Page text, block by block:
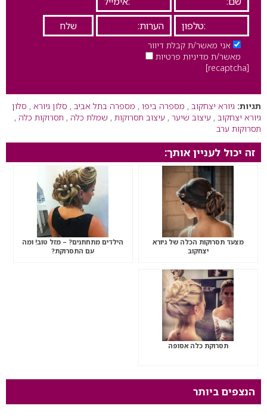
אני מאשר/ת קבלת דיוור
מאשר/ת מדיניות פרטיות
[recaptcha]
תגיות: גיורא יצחקוב , מספרה ביפו , מספרה בתל אביב , סלון גיורא , סלון
גיורא יצחקוב , עיצוב שיער , עיצוב תסרוקות , שמלת כלה , תסרוקות כלה ,
תסרוקות ערב
זה יכול לעניין אותך:
מצעד תסרוקות הכלה של גיורא
יצחקוב
הילדים מתחתנים? – מזל טוב! ומה
עם התסרוקת?
תסרוקת כלה אסופה
הנצפים ביותר